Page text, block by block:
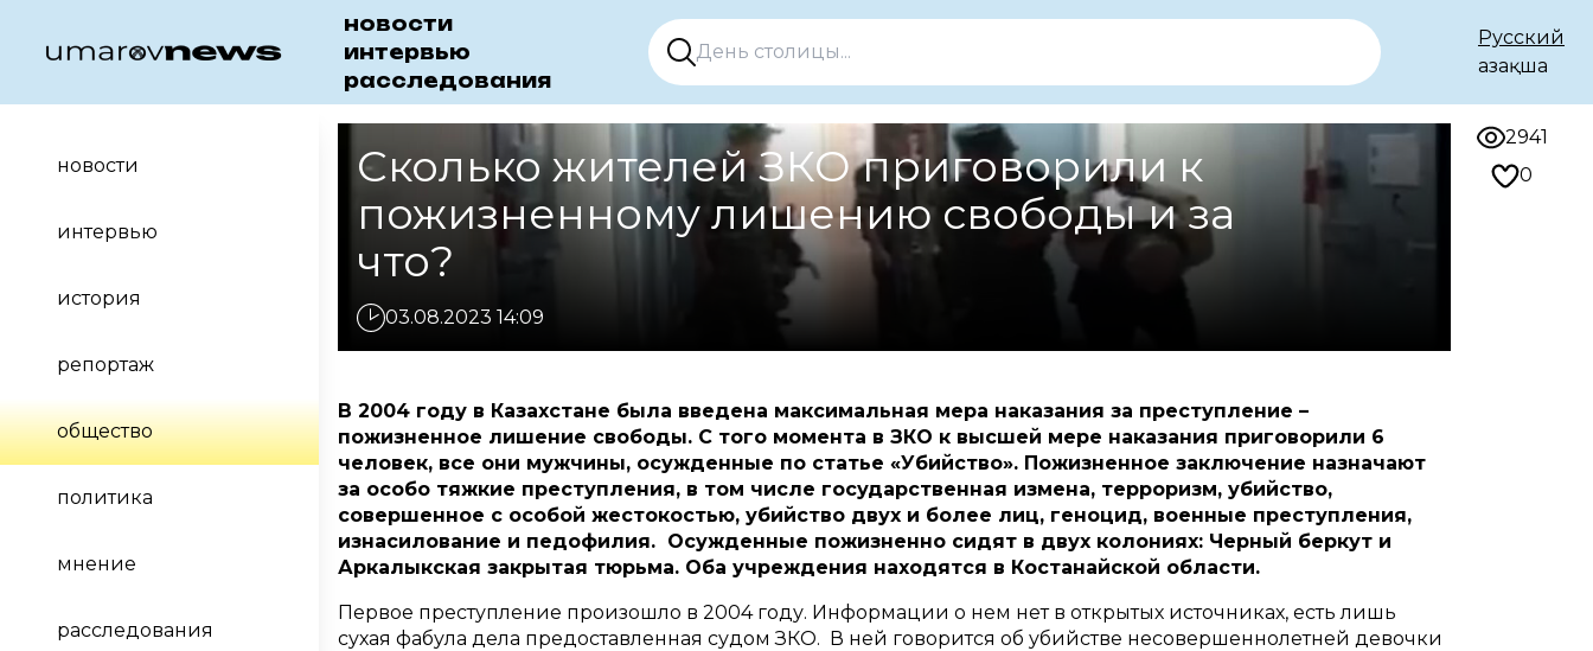
новости
интервью
расследования
Русский
Қазақша
новости
интервью
история
репортаж
общество
политика
мнение
расследования
Сколько жителей ЗКО приговорили к
пожизненному лишению свободы и за
что?
03.08.2023 14:09
В 2004 году в Казахстане была введена максимальная мера наказания за преступление –
пожизненное лишение свободы. С того момента в ЗКО к высшей мере наказания приговорили 6
человек, все они мужчины, осужденные по статье «Убийство». Пожизненное заключение назначают
за особо тяжкие преступления, в том числе государственная измена, терроризм, убийство,
совершенное с особой жестокостью, убийство двух и более лиц, геноцид, военные преступления,
изнасилование и педофилия. Осужденные пожизненно сидят в двух колониях: Черный беркут и
Аркалыкская закрытая тюрьма. Оба учреждения находятся в Костанайской области.
Первое преступление произошло в 2004 году. Информации о нем нет в открытых источниках, есть лишь
сухая фабула дела предоставленная судом ЗКО. В ней говорится об убийстве несовершеннолетней девочки
2941
0